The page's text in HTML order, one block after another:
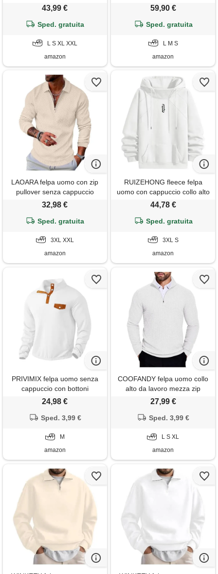
lunga pullover collo alto
techwear streetwear hoodies
43,99 €
Sped. gratuita
L S XL XXL
amazon
uomo - 100% cotone
59,90 €
Sped. gratuita
L M S
amazon
LAOARA felpa uomo con zip
pullover senza cappuccio
invernale maglia manica
beige 3xl
32,98 €
Sped. gratuita
3XL XXL
amazon
RUIZEHONG fleece felpa
uomo con cappuccio collo alto
pullover felpe pile hoodies
invernale
44,78 €
Sped. gratuita
3XL S
amazon
PRIVIMIX felpa uomo senza
cappuccio con bottoni
maglione collo alto invernale
uomo bianco m
24,98 €
Sped. 3,99 €
M
amazon
COOFANDY felpa uomo collo
alto da lavoro mezza zip
invernale caldo business
27,99 €
Sped. 3,99 €
L S XL
amazon